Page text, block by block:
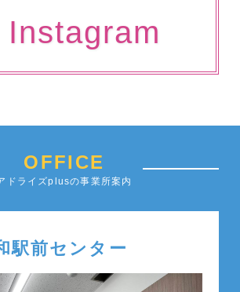
Instagram
OFFICE
ドライズplusの事業所案内
駅前センター